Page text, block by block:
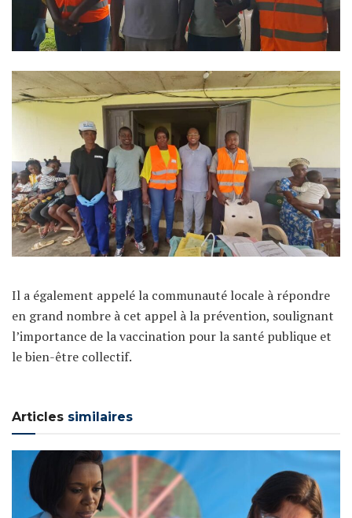
Il a également appelé la communauté locale à répondre
en grand nombre à cet appel à la prévention, soulignant
l’importance de la vaccination pour la santé publique et
le bien-être collectif.
Articles similaires